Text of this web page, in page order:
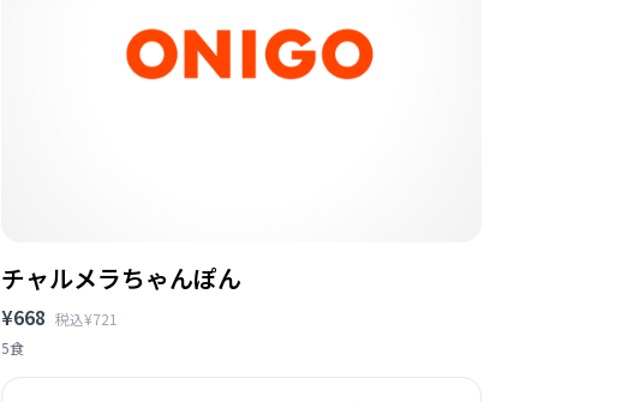
チャルメラちゃんぽん
¥668 税込¥721
5食